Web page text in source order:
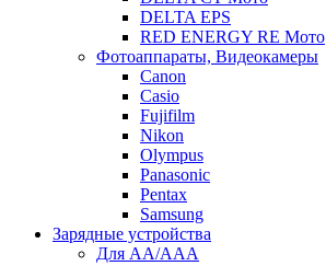
DELTA EPS
RED ENERGY RE Мото
Фотоаппараты, Видеокамеры
Canon
Casio
Fujifilm
Nikon
Olympus
Panasonic
Pentax
Samsung
Зарядные устройства
Для AA/AAA